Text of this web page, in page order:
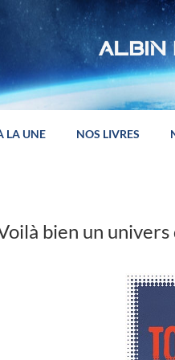
LA UNE NOS LIVRES
bien un